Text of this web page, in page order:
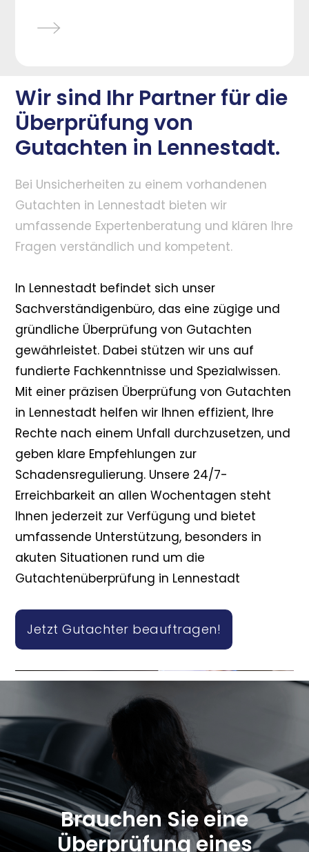
Wir sind Ihr Partner für die
Überprüfung von
Gutachten in Lennestadt.
Bei Unsicherheiten zu einem vorhandenen
Gutachten in Lennestadt bieten wir
umfassende Expertenberatung und klären Ihre
Fragen verständlich und kompetent.
In Lennestadt befindet sich unser
Sachverständigenbüro, das eine zügige und
gründliche Überprüfung von Gutachten
gewährleistet. Dabei stützen wir uns auf
fundierte Fachkenntnisse und Spezialwissen.
Mit einer präzisen Überprüfung von Gutachten
in Lennestadt helfen wir Ihnen effizient, Ihre
Rechte nach einem Unfall durchzusetzen, und
geben klare Empfehlungen zur
Schadensregulierung. Unsere 24/7-
Erreichbarkeit an allen Wochentagen steht
Ihnen jederzeit zur Verfügung und bietet
umfassende Unterstützung, besonders in
akuten Situationen rund um die
Gutachtenüberprüfung in Lennestadt
Jetzt Gutachter beauftragen!
Brauchen Sie eine
Überprüfung eines